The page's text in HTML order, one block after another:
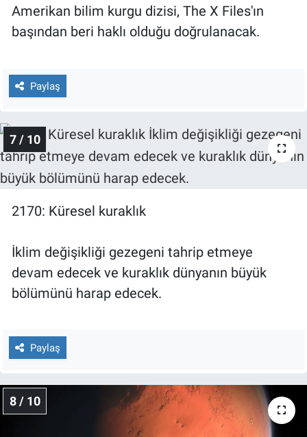
Amerikan bilim kurgu dizisi, The X Files'ın
başından beri haklı olduğu doğrulanacak.
Paylaş
7 / 10
2170: Küresel kuraklık
İklim değişikliği gezegeni tahrip etmeye
devam edecek ve kuraklık dünyanın büyük
bölümünü harap edecek.
Paylaş
8 / 10